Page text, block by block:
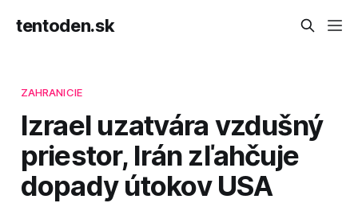
tentoden.sk
ZAHRANICIE
Izrael uzatvára vzdušný
priestor, Irán zľahčuje
dopady útokov USA